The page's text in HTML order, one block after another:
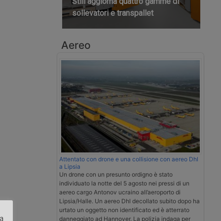
sollevatori e transpallet
Aereo
Attentato con drone e una collisione con aereo Dhl
a Lipsia
Un drone con un presunto ordigno è stato
individuato la notte del 5 agosto nei pressi di un
aereo cargo Antonov ucraino all’aeroporto di
Lipsia/Halle. Un aereo Dhl decollato subito dopo ha
urtato un oggetto non identificato ed è atterrato
danneggiato ad Hannover. La polizia indaga per